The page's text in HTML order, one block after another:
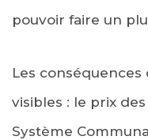
pouvoir faire un
Les
visibles : le prix
Système